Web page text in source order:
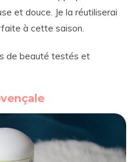
et douce. Je la réutiliserai
à cette saison.
de beauté testés et